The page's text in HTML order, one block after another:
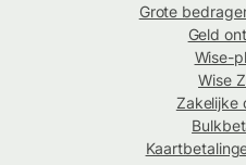
Grote
Geld
Wise-
Wise
Zakelijke